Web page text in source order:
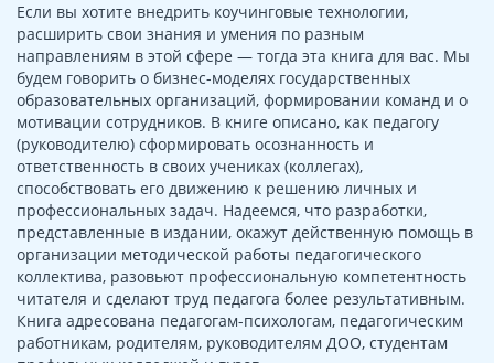
Если вы хотите внедрить коучинговые технологии,
расширить свои знания и умения по разным
направлениям в этой сфере — тогда эта книга для вас. Мы
будем говорить о бизнес-моделях государственных
образовательных организаций, формировании команд и о
мотивации сотрудников. В книге описано, как педагогу
(руководителю) сформировать осознанность и
ответственность в своих учениках (коллегах),
способствовать его движению к решению личных и
профессиональных задач. Надеемся, что разработки,
представленные в издании, окажут действенную помощь в
организации методической работы педагогического
коллектива, разовьют профессиональную компетентность
читателя и сделают труд педагога более результативным.
Книга адресована педагогам-психологам, педагогическим
работникам, родителям, руководителям ДОО, студентам